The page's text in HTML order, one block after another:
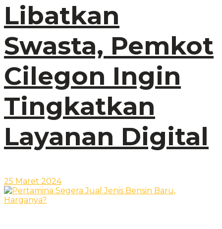
Libatkan
Swasta, Pemkot
Cilegon Ingin
Tingkatkan
Layanan Digital
25 Maret 2024